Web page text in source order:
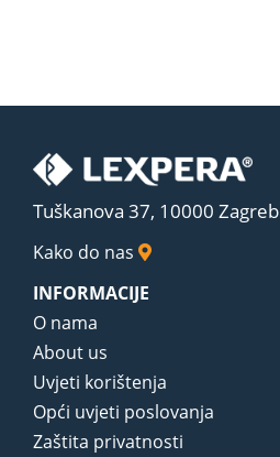
Tuškanova 37, 10000 Zagreb
Kako do nas
INFORMACIJE
O nama
About us
Uvjeti korištenja
Opći uvjeti poslovanja
Zaštita privatnosti